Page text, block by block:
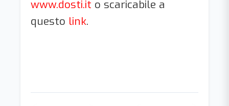
www.dosti.it o scaricabile a
questo link.